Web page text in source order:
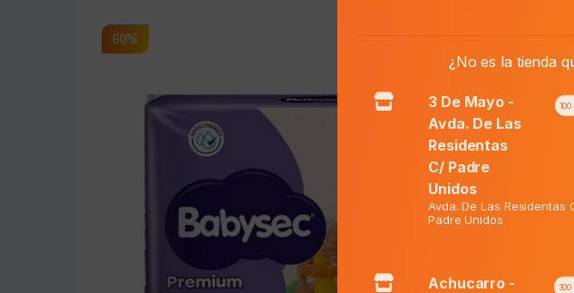
60%
48
¿No es la tienda
3 De Mayo -
Avda. De Las
Residentas
C/ Padre
Unidos
100
Avda. De Las Residentas
Padre Unidos
Achucarro -
300